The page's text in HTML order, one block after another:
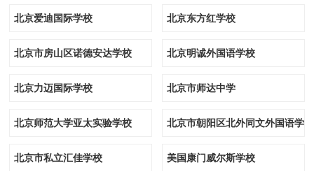
北京爱迪国际学校 北京东方红学校
北京市房山区诺德安达学校 北京明诚外国语学校
北京力迈国际学校 北京市师达中学
北京师范大学亚太实验学校 北京市朝阳区北外同文外国语学
北京市私立汇佳学校 美国康门威尔斯学校